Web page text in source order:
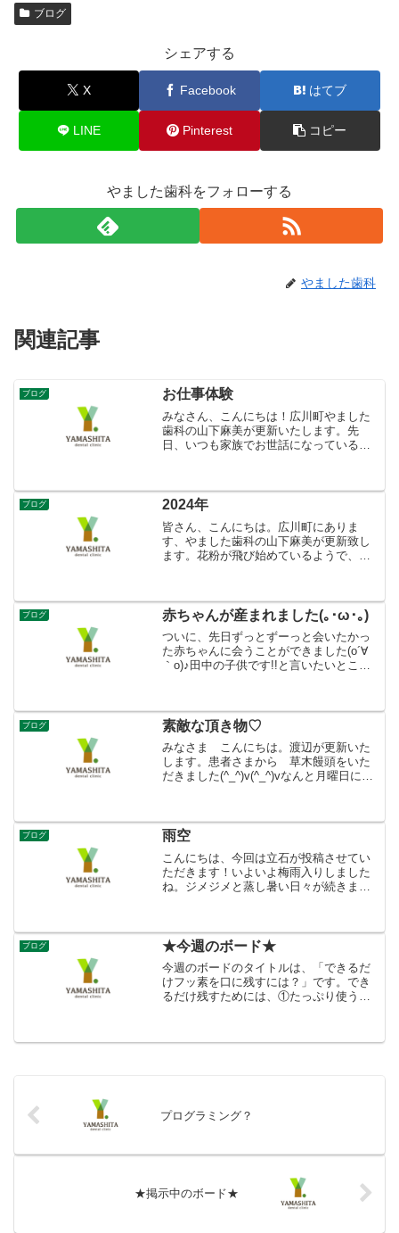
ブログ
シェアする
X Facebook はてブ
LINE Pinterest コピー
やました歯科をフォローする
やました歯科
関連記事
ブログ お仕事体験
みなさん、こんにちは！広川町やました
歯科の山下麻美が更新いたします。先
日、いつも家族でお世話になっている美
ん。 before after!...
ブログ 2024年
皆さん、こんにちは。広川町にありま
す、やました歯科の山下麻美が更新致し
ます。花粉が飛び始めているようで、少
があたらしくなっています。立...
ブログ 赤ちゃんが産まれました(｡･ω･｡)
ついに、先日ずっとずーっと会いたかっ
た赤ちゃんに会うことができました(o´∀
｀o)♪田中の子供です!!と言いたいところ
て、可愛くて、見ているだけで顔がふに
ゃ～って...
ブログ 素敵な頂き物♡
みなさま こんにちは。渡辺が更新いた
します。患者さまから 草木饅頭をいた
だきました(^_^)v(^_^)vなんと月曜日にし
って素敵♡...
ブログ 雨空
こんにちは、今回は立石が投稿させてい
ただきます！いよいよ梅雨入りしました
ね。ジメジメと蒸し暑い日々が続きます
したが、いつの季節でも私...
ブログ ★今週のボード★
今週のボードのタイトルは、「できるだ
けフッ素を口に残すには？」です。でき
るだけ残すためには、①たっぷり使うう
ありません。歯磨き剤は、ケチらずにた
プログラミング？
★掲示中のボード★